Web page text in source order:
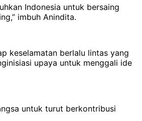
Indonesia untuk bersaing
imbuh Anindita.
keselamatan berlalu lintas yang
upaya untuk menggali ide
untuk turut berkontribusi